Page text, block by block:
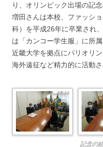
り、オリンピック出場の記
増田さんは本校、ファッシ
科）を平成26年に卒業され
は「カンコー学生服」に所
近畿大学を拠点にパリオリ
海外遠征など精力的に活動さ
記念の